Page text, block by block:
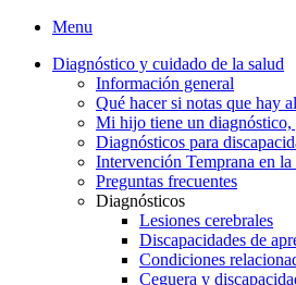
Menu
Diagnóstico y cuidado de la salud
Información general
Qué hacer si notas que hay
Mi hijo tiene un diagnóstico,
Diagnósticos para
Intervención Temprana en
Preguntas frecuentes
Diagnósticos
Lesiones cerebrales
Discapacidades de
Condiciones
Ceguera y